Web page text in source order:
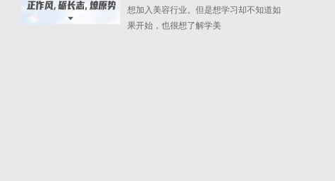
想加入美容行业。但是想学习却不知道如
果开始，也很想了解学美